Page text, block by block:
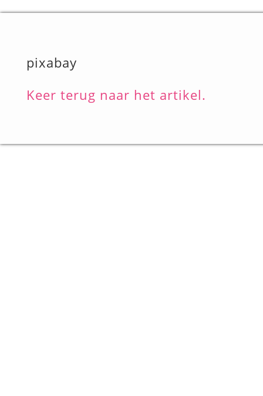
pixabay
Keer terug naar het artikel.